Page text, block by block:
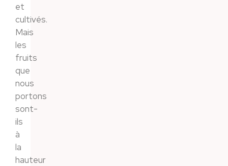
et
cultivés.
Mais
les
fruits
que
nous
portons
sont-
ils
à
la
hauteur